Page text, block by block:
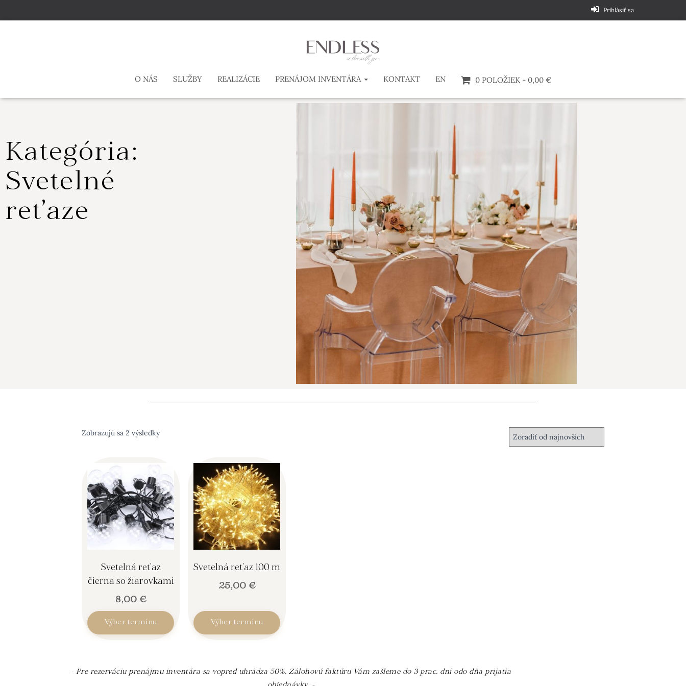
Prihlásiť sa
O NÁS SLUŽBY REALIZÁCIE PRENÁJOM INVENTÁRA KONTAKT EN 0 POLOŽIEK 0,00 €
Kategória:
Svetelné
reťaze
Zobrazujú sa 2 výsledky
Svetelná reťaz
čierna so žiarovkami
8,00 €
Výber termínu
Svetelná reťaz 100 m
25,00 €
Výber termínu
- Pre rezerváciu prenájmu inventára sa vopred uhrádza 50%. Zálohovú faktúru Vám zašleme do 3 prac. dní odo dňa prijatia